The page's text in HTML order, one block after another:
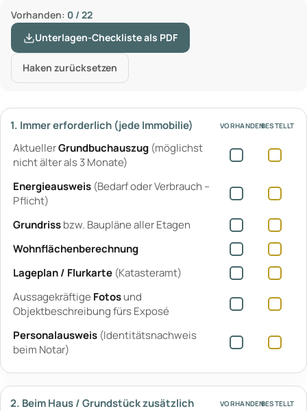
Vorhanden: 0 / 22
Unterlagen-Checkliste als PDF
Haken zurücksetzen
1. Immer erforderlich (jede Immobilie) VORHANDENBESTELLT
AktuellerGrundbuchauszug (möglichst
nicht älter als 3 Monate)
Energieausweis (Bedarf oder Verbrauch –
Pflicht)
Grundrissbzw. Baupläne aller Etagen
Wohnflächenberechnung
Lageplan / Flurkarte (Katasteramt)
Aussagekräftige Fotosund
Objektbeschreibung fürs Exposé
Personalausweis (Identitätsnachweis
beim Notar)
2. Beim Haus / Grundstück zusätzlich VORHANDENBESTELLT